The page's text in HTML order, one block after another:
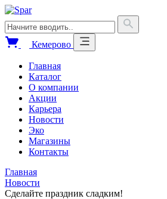
Кемерово
Главная
Каталог
О компании
Акции
Карьера
Новости
Эко
Магазины
Контакты
Главная
Новости
Сделайте праздник сладким!